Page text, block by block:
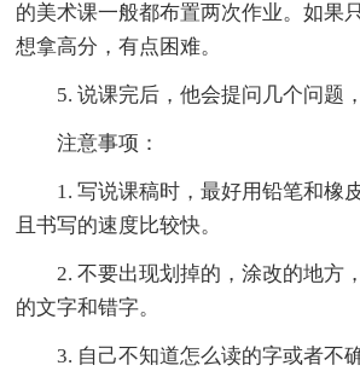
的美术课一般都布置两次作业。如果
想拿高分，有点困难。
5. 说课完后，他会提问几个问题，
注意事项：
1. 写说课稿时，最好用铅笔和橡
且书写的速度比较快。
2. 不要出现划掉的，涂改的地方
的文字和错字。
3. 自己不知道怎么读的字或者不确